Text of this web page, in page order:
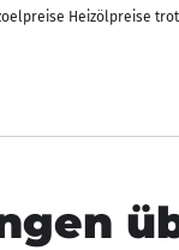
Heizölpreise